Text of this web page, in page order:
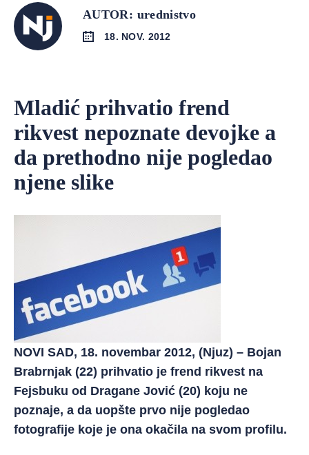
AUTOR: urednistvo
18. NOV. 2012
Mladić prihvatio frend
rikvest nepoznate devojke a
da prethodno nije pogledao
njene slike
NOVI SAD, 18. novembar 2012, (Njuz) – Bojan
Brabrnjak (22) prihvatio je frend rikvest na
Fejsbuku od Dragane Jović (20) koju ne
poznaje, a da uopšte prvo nije pogledao
fotografije koje je ona okačila na svom profilu.